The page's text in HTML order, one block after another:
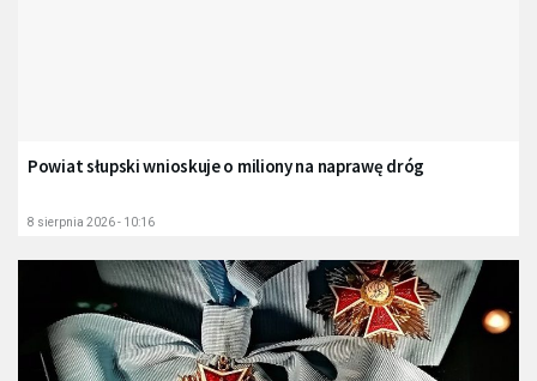
Powiat słupski wnioskuje o miliony na naprawę dróg
8 sierpnia 2026 - 10:16